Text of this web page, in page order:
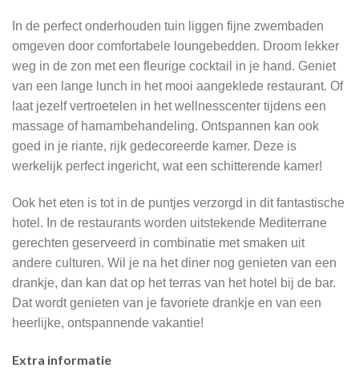
In de perfect onderhouden tuin liggen fijne zwembaden
omgeven door comfortabele loungebedden. Droom lekker
weg in de zon met een fleurige cocktail in je hand. Geniet
van een lange lunch in het mooi aangeklede restaurant. Of
laat jezelf vertroetelen in het wellnesscenter tijdens een
massage of hamambehandeling. Ontspannen kan ook
goed in je riante, rijk gedecoreerde kamer. Deze is
werkelijk perfect ingericht, wat een schitterende kamer!
Ook het eten is tot in de puntjes verzorgd in dit fantastische
hotel. In de restaurants worden uitstekende Mediterrane
gerechten geserveerd in combinatie met smaken uit
andere culturen. Wil je na het diner nog genieten van een
drankje, dan kan dat op het terras van het hotel bij de bar.
Dat wordt genieten van je favoriete drankje en van een
heerlijke, ontspannende vakantie!
Extra informatie